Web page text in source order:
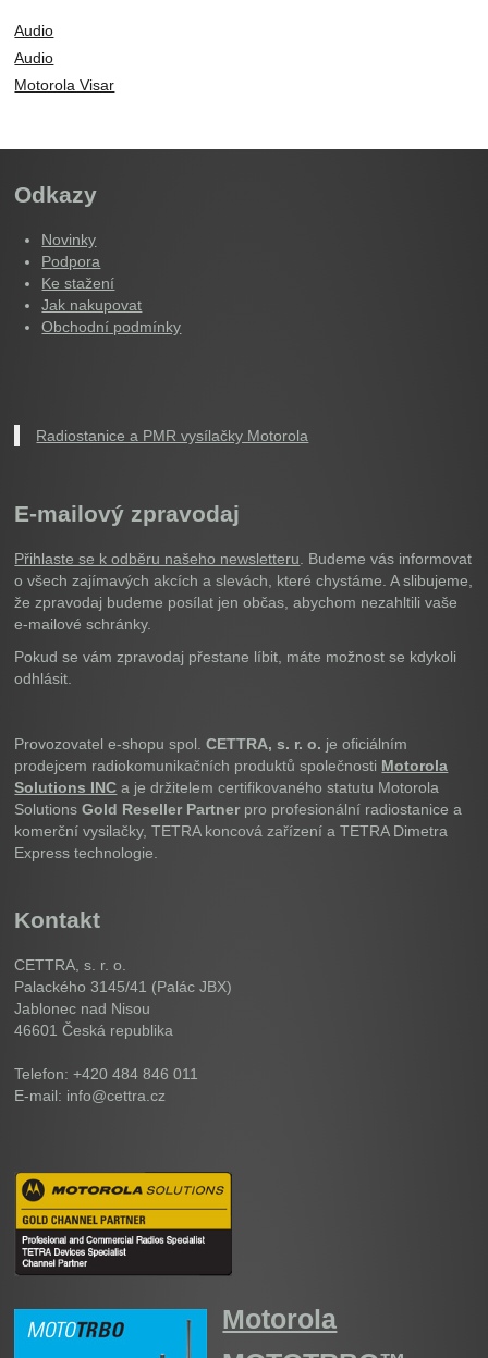
Audio
Audio
Motorola Visar
Odkazy
Novinky
Podpora
Ke stažení
Jak nakupovat
Obchodní podmínky
Radiostanice a PMR vysílačky Motorola
E-mailový zpravodaj
Přihlaste se k odběru našeho newsletteru . Budeme vás informovat
o všech zajímavých akcích a slevách, které chystáme. A slibujeme,
že zpravodaj budeme posílat jen občas, abychom nezahltili vaše
e-mailové schránky.
Pokud se vám zpravodaj přestane líbit, máte možnost se kdykoli
odhlásit.
Provozovatel e-shopu spol.CETTRA, s. r. o. je oficiálním
prodejcem radiokomunikačních produktů společnosti Motorola
Solutions INC a je držitelem certifikovaného statutu Motorola
SolutionsGold Reseller Partner pro profesionální radiostanice a
komerční vysilačky, TETRA koncová zařízení a TETRA Dimetra
Express technologie.
Kontakt
CETTRA, s. r. o.
Palackého 3145/41 (Palác JBX)
Jablonec nad Nisou
46601Česká republika
Telefon: +420 484 846 011
E-mail: info@cettra.cz
Motorola